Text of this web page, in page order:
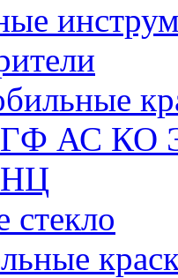
ГФ АС КО
НЦ